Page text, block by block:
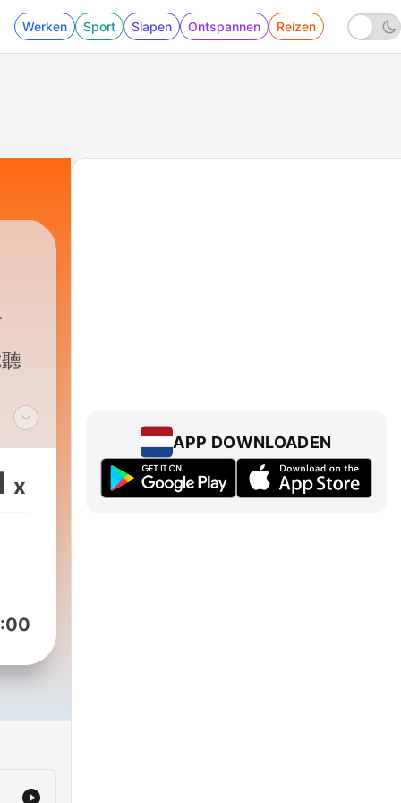
Werken Sport Slapen Ontspannen Reizen
x
APP DOWNLOADEN